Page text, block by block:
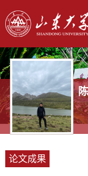
论文成果